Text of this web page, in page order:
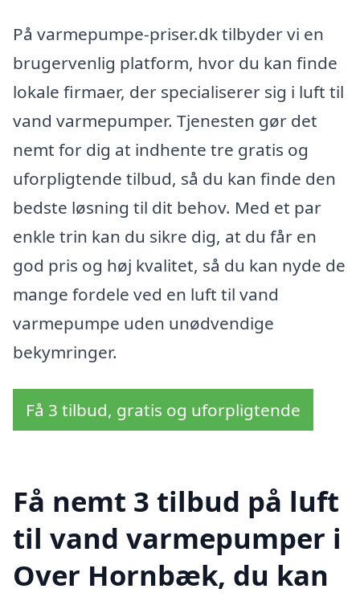
På varmepumpe-priser.dk tilbyder vi en
brugervenlig platform, hvor du kan finde
lokale firmaer, der specialiserer sig i luft til
vand varmepumper. Tjenesten gør det
nemt for dig at indhente tre gratis og
uforpligtende tilbud, så du kan finde den
bedste løsning til dit behov. Med et par
enkle trin kan du sikre dig, at du får en
god pris og høj kvalitet, så du kan nyde de
mange fordele ved en luft til vand
varmepumpe uden unødvendige
bekymringer.
Få 3 tilbud, gratis og uforpligtende
Få nemt 3 tilbud på luft
til vand varmepumper i
Over Hornbæk, du kan